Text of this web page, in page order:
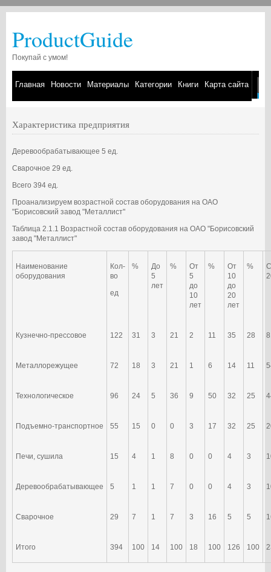
ProductGuide
Покупай с умом!
Главная Новости Материалы Категории Книги Карта сайта
Характеристика предприятия
Деревообрабатывающее 5 ед.
Сварочное 29 ед.
Всего 394 ед.
Проанализируем возрастной состав оборудования на ОАО
"Борисовский завод "Металлист"
Таблица 2.1.1 Возрастной состав оборудования на ОАО "Борисовский
завод "Металлист"
Наименование
оборудования
Кол-
во
ед
%
До
5
лет
%
От
5
до
10
лет
%
От
10
до
20
лет
%
Кузнечно-прессовое 122 31 3 21 2 11 35 28
Металлорежущее 72 18 3 21 1 6 14 11
Технологическое 96 24 5 36 9 50 32 25
Подъемно-транспортное 55 15 0 0 3 17 32 25
Печи, сушила 15 4 1 8 0 0 4 3
Деревообрабатывающее 5 1 1 7 0 0 4 3
Сварочное 29 7 1 7 3 16 5 5
Итого 394 100 14 100 18 100 126 100